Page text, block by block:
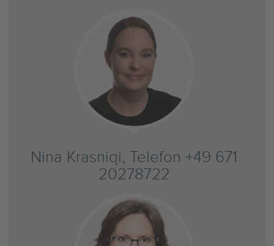
Nina Krasniqi, Telefon +49 671
20278722